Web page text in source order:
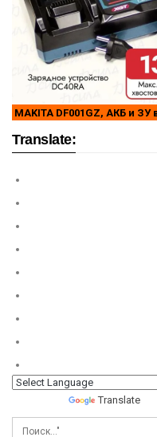
MAKITA DF001GZ, АКБ и ЗУ
Translate:
Translate